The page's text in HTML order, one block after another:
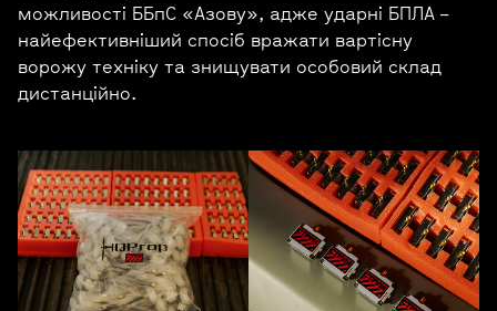
можливості ББпС «Азову», адже ударні БПЛА –
найефективніший спосіб вражати вартісну
ворожу техніку та знищувати особовий склад
дистанційно.